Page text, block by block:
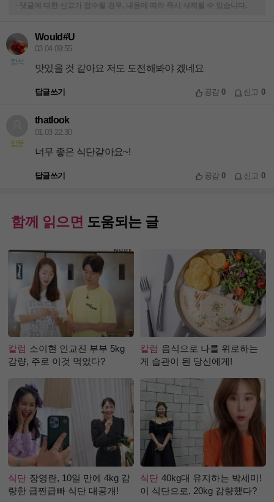
-
댓글에 대한 신고가 접수될 경우, 내용에 따라 즉시 삭제될 수 있습니다.
정석
Would#U
03.04 09:55
맛있을 것 같아요 저도 도전해봐야 겠네요
답글쓰기 공감0 신고 0
입문
thatlook
01.03 22:30
너무 좋은 식단같아요~!
답글쓰기 공감0 신고 0
함께 읽으면 도움되는 글
칼럼 소이현 인교진 부부 5kg
감량, 주로 이것 먹었다?
칼럼 음식으로 나를 위로하는
게 습관이 된 당신에게!
식단 장영란, 10일 만에 4kg 감
량한 급찐급빠 식단 대공개!
식단 40kg대 유지하는 박세미!
이 식단으로, 20kg 감량했다?